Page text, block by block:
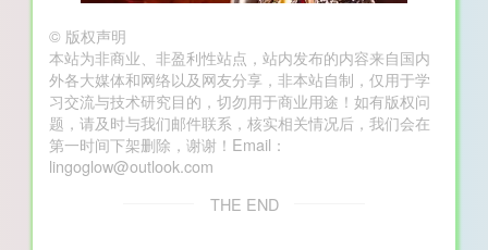
© 版权声明
本站为非商业、非盈利性站点，站内发布的内容来自国内
外各大媒体和网络以及网友分享，非本站自制，仅用于学
习交流与技术研究目的，切勿用于商业用途！如有版权问
题，请及时与我们邮件联系，核实相关情况后，我们会在
第一时间下架删除，谢谢！Email：
lingoglow@outlook.com
THE END